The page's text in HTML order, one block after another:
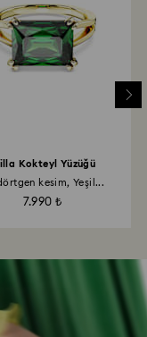
Kokteyl Yüzüğü
kesim, Yeşil...
7.990 ₺